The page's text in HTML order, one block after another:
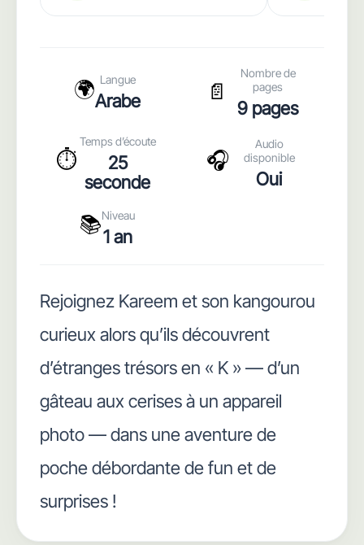
🌍 Langue
Arabe 📄
Nombre de
pages
9 pages
⏱️
Temps d’écoute
25
seconde
🎧
Audio
disponible
Oui
📚Niveau
1 an
Rejoignez Kareem et son kangourou
curieux alors qu’ils découvrent
d’étranges trésors en « K » — d’un
gâteau aux cerises à un appareil
photo — dans une aventure de
poche débordante de fun et de
surprises !